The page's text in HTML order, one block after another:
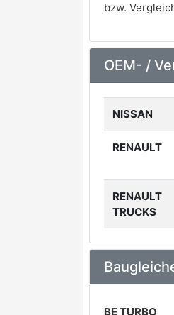
bzw.
OEM- /
NISSAN
RENAULT
RENAULT
TRUCKS
BE TURBO